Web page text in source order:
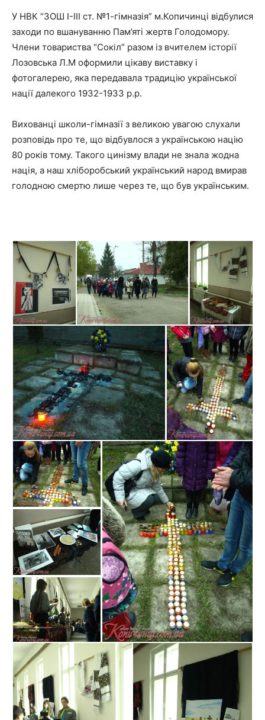
У НВК “ЗОШ І-ІІІ ст. №1-гімназія” м.Копичинці відбулися
заходи по вшануванню Пам’яті жертв Голодомору.
Члени товариства “Сокіл” разом із вчителем історії
Лозовська Л.М оформили цікаву виставку і
фотогалерею, яка передавала традицію української
нації далекого 1932-1933 р.р.
Вихованці школи-гімназії з великою увагою слухали
розповідь про те, що відбувлося з українською націю
80 років тому. Такого цинізму влади не знала жодна
нація, а наш хліборобський український народ вмирав
голодною смертю лише через те, що був українським.